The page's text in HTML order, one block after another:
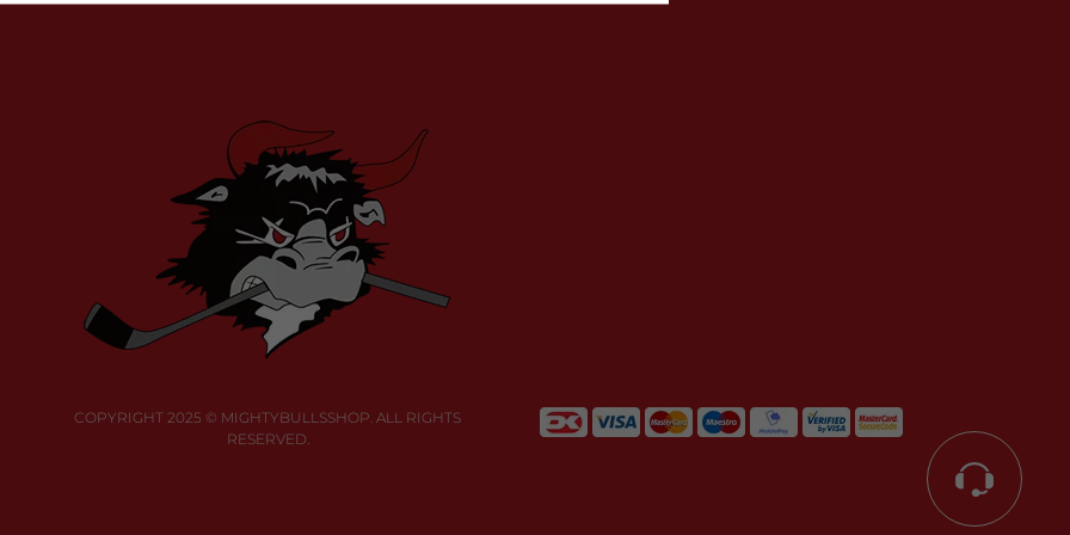
COPYRIGHT 2025 © MIGHTYBULLSSHOP. ALL RIGHTS
RESERVED.